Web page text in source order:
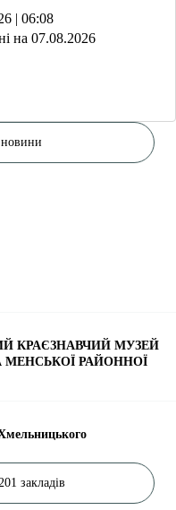
| 06:08
на 07.08.2026
новини
КРАЄЗНАВЧИЙ МУЗЕЙ
МЕНСЬКОЇ РАЙОННОЇ
закладів